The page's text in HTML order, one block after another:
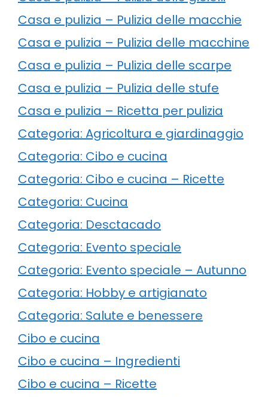
Casa e pulizia – Pulizia delle macchie
Casa e pulizia – Pulizia delle macchine
Casa e pulizia – Pulizia delle scarpe
Casa e pulizia – Pulizia delle stufe
Casa e pulizia – Ricetta per pulizia
Categoria: Agricoltura e giardinaggio
Categoria: Cibo e cucina
Categoria: Cibo e cucina – Ricette
Categoria: Cucina
Categoria: Desctacado
Categoria: Evento speciale
Categoria: Evento speciale – Autunno
Categoria: Hobby e artigianato
Categoria: Salute e benessere
Cibo e cucina
Cibo e cucina – Ingredienti
Cibo e cucina – Ricette